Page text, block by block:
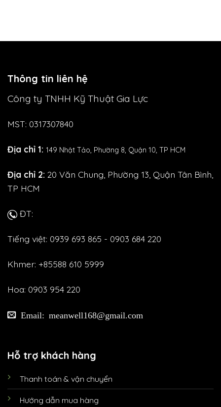
Thông tin liên hệ
Công ty TNHH Kỹ Thuật Gia Lực
MST: 0317307840
Địa chỉ 1: 149 Nhật Tảo, Phường 8, Quận 10, TP HCM
Địa chỉ 2: 20 Văn Chung, Phường 13, Quận Tân Bình,
TP HCM
ĐT:
Tiếng việt: 0939 693 865 - 0903 684 220
Khmer: +85588 610 5999
Hoa: 0903 954 220
Email: meanwell168@gmail.com
Hỗ trợ khách hàng
Thanh toán & vận chuyển
Hướng dẫn mua hàng